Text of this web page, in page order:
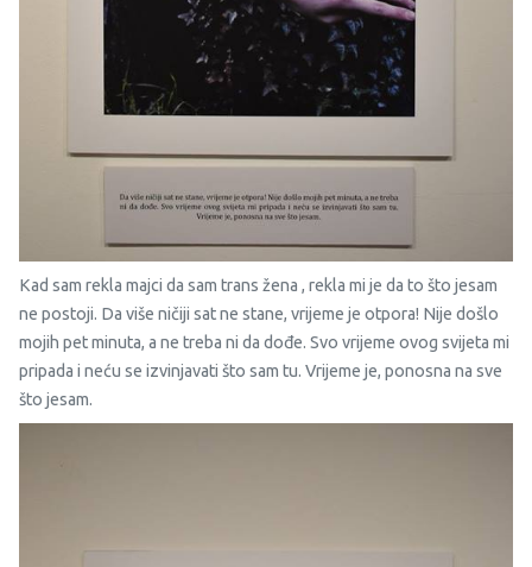
Kad sam rekla majci da sam trans žena , rekla mi je da to što jesam
ne postoji. Da više ničiji sat ne stane, vrijeme je otpora! Nije došlo
mojih pet minuta, a ne treba ni da dođe. Svo vrijeme ovog svijeta mi
pripada i neću se izvinjavati što sam tu. Vrijeme je, ponosna na sve
što jesam.